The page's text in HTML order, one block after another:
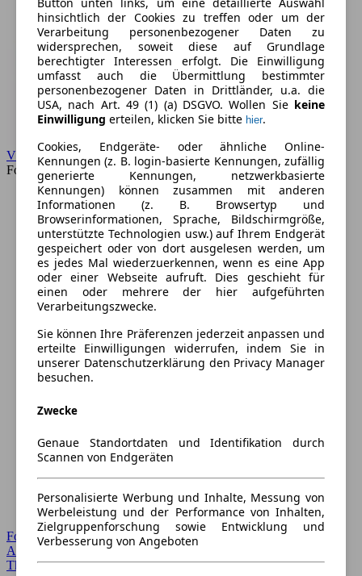
VW
Forum
Forum Startseite
Alle Auto-Foren
Themen-Forum
Button unten links, um eine detaillierte Auswahl
hinsichtlich der Cookies zu treffen oder um der
Verarbeitung personenbezogener Daten zu
widersprechen, soweit diese auf Grundlage
berechtigter Interessen erfolgt. Die Einwilligung
umfasst auch die Übermittlung bestimmter
personenbezogener Daten in Drittländer, u.a. die
USA, nach Art. 49 (1) (a) DSGVO. Wollen Sie keine
Einwilligung erteilen, klicken Sie bitte hier.
Cookies, Endgeräte- oder ähnliche Online-
Kennungen (z. B. login-basierte Kennungen, zufällig
generierte Kennungen, netzwerkbasierte
Kennungen) können zusammen mit anderen
Informationen (z. B. Browsertyp und
Browserinformationen, Sprache, Bildschirmgröße,
unterstützte Technologien usw.) auf Ihrem Endgerät
gespeichert oder von dort ausgelesen werden, um
es jedes Mal wiederzuerkennen, wenn es eine App
oder einer Webseite aufruft. Dies geschieht für
einen oder mehrere der hier aufgeführten
Verarbeitungszwecke.
Sie können Ihre Präferenzen jederzeit anpassen und
erteilte Einwilligungen widerrufen, indem Sie in
unserer Datenschutzerklärung den Privacy Manager
besuchen.
Zwecke
Genaue Standortdaten und Identifikation durch
Scannen von Endgeräten
Personalisierte Werbung und Inhalte, Messung von
Werbeleistung und der Performance von Inhalten,
Zielgruppenforschung sowie Entwicklung und
Verbesserung von Angeboten